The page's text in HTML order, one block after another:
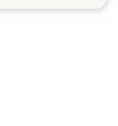
suis pas